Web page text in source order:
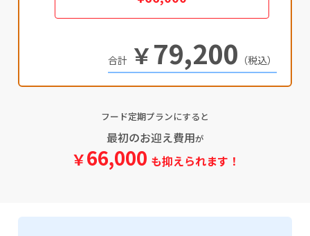
￥79,200 （税込）
フード定期プランにすると
最初のお迎え費用が
￥66,000 も抑えられます！